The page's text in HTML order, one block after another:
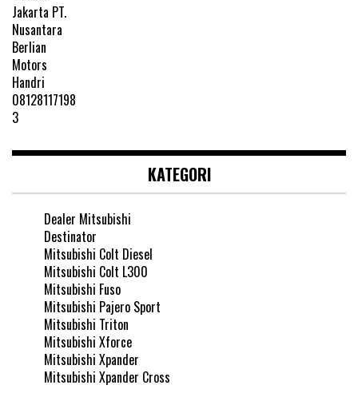
KATEGORI
Dealer Mitsubishi
Destinator
Mitsubishi Colt Diesel
Mitsubishi Colt L300
Mitsubishi Fuso
Mitsubishi Pajero Sport
Mitsubishi Triton
Mitsubishi Xforce
Mitsubishi Xpander
Mitsubishi Xpander Cross